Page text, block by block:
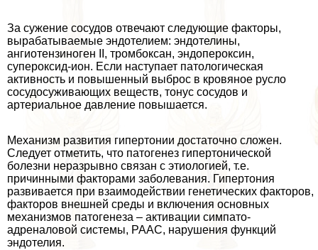
За сужение сосудов отвечают следующие факторы,
выpaбатываемые эндотелием: эндотелины,
ангиотензиноген II, тромбоксан, эндопероксин,
супероксид-ион. Если наступает патологическая
активность и повышенный выброс в кровяное русло
сосудосуживающих веществ, тонус сосудов и
артериальное давление повышается.
Механизм развития гипертонии достаточно сложен.
Следует отметить, что патогенез гипертонической
болезни неразрывно связан с этиологией, т.е.
причинными факторами заболевания. Гипертония
развивается при взаимодействии генетических факторов,
факторов внешней среды и включения основных
механизмов патогенеза – активации симпато-
адреналовой системы, РААС, нарушения функций
эндотелия.